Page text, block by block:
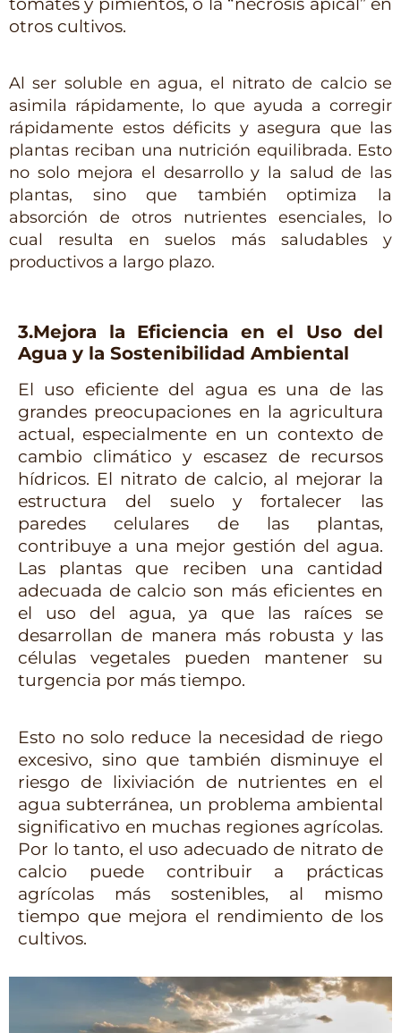
otros cultivos.
Al ser soluble en agua, el nitrato de calcio se
asimila rápidamente, lo que ayuda a corregir
rápidamente estos déficits y asegura que las
plantas reciban una nutrición equilibrada. Esto
no solo mejora el desarrollo y la salud de las
plantas, sino que también optimiza la
absorción de otros nutrientes esenciales, lo
cual resulta en suelos más saludables y
productivos a largo plazo.
3.Mejora la Eficiencia en el Uso del
Agua y la Sostenibilidad Ambiental
El uso eficiente del agua es una de las
grandes preocupaciones en la agricultura
actual, especialmente en un contexto de
cambio climático y escasez de recursos
hídricos. El nitrato de calcio, al mejorar la
estructura del suelo y fortalecer las
paredes celulares de las plantas,
contribuye a una mejor gestión del agua.
Las plantas que reciben una cantidad
adecuada de calcio son más eficientes en
el uso del agua, ya que las raíces se
desarrollan de manera más robusta y las
células vegetales pueden mantener su
turgencia por más tiempo.
Esto no solo reduce la necesidad de riego
excesivo, sino que también disminuye el
riesgo de lixiviación de nutrientes en el
agua subterránea, un problema ambiental
significativo en muchas regiones agrícolas.
Por lo tanto, el uso adecuado de nitrato de
calcio puede contribuir a prácticas
agrícolas más sostenibles, al mismo
tiempo que mejora el rendimiento de los
cultivos.